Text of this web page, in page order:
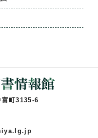
町3135-6